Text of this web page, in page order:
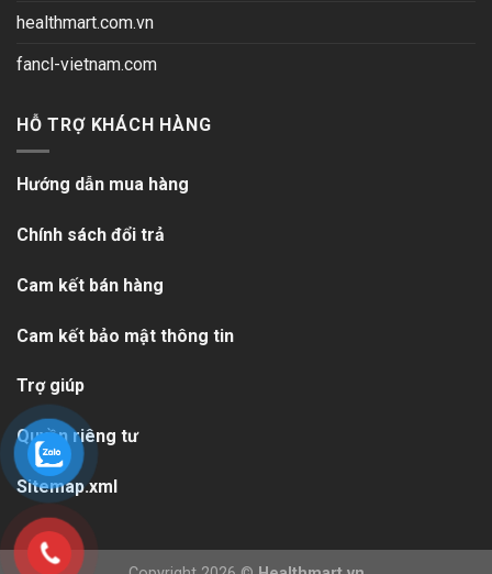
healthmart.com.vn
fancl-vietnam.com
HỖ TRỢ KHÁCH HÀNG
Hướng dẫn mua hàng
Chính sách đổi trả
Cam kết bán hàng
Cam kết bảo mật thông tin
Trợ giúp
Quyền riêng tư
Sitemap.xml